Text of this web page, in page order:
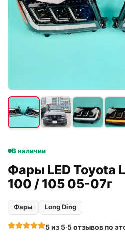
В наличии
Фары LED Toyota
100 / 105 05-07г
Фары Long Ding
5из 5·5отзывовпо